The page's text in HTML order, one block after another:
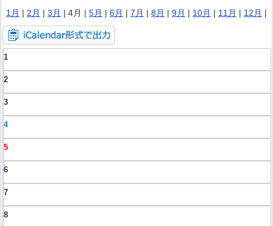
1月 | 2月 | 3月 | 4月 | 5月 | 6月 | 7月 | 8月 | 9月 | 10月 | 11月 | 12月 |
1
2
3
4
5
6
7
8